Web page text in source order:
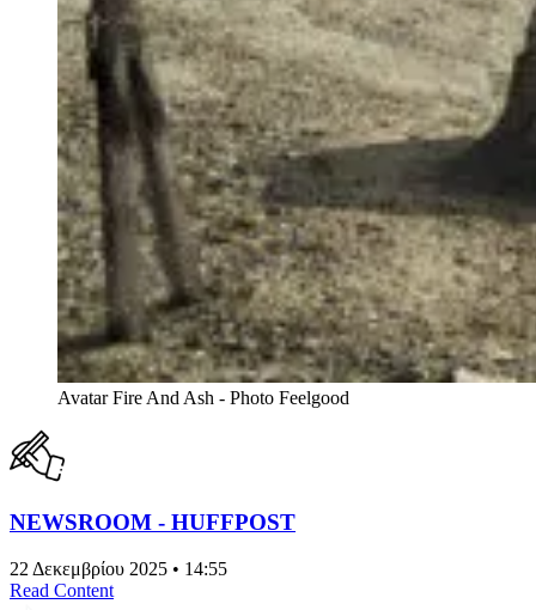
Avatar Fire And Ash - Photo Feelgood
NEWSROOM - HUFFPOST
22 Δεκεμβρίου 2025 • 14:55
Read Content